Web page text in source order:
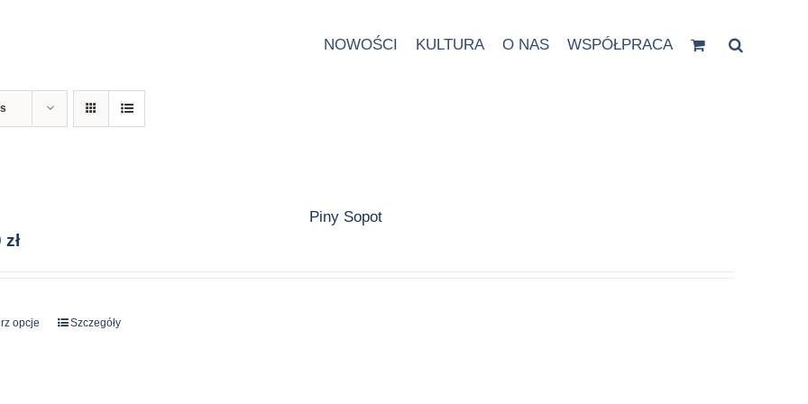
NOWOŚCI KULTURA O NAS WSPÓŁPRACA
Piny Sopot
zł
opcje
TenSzczegóły